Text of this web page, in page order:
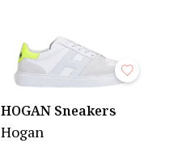
HOGAN Sneakers
Hogan